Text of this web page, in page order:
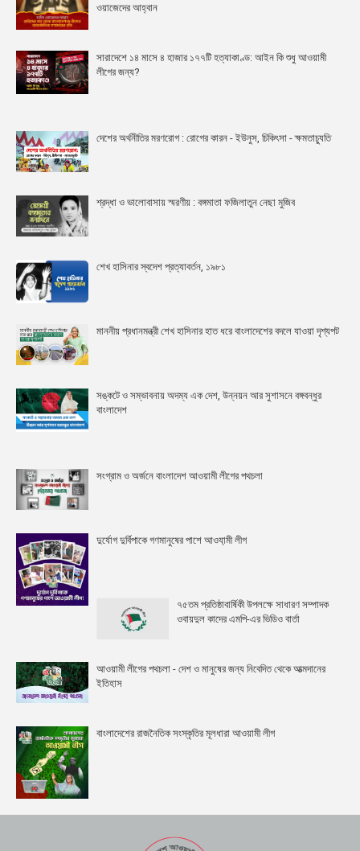
ওয়াজেদের আহ্বান
সারাদেশে ১৪ মাসে ৪ হাজার ১৭৭টি হত্যাকাণ্ড: আইন কি শুধু আওয়ামী
লীগের জন্য?
দেশের অর্থনীতির মরণরোগ : রোগের কারন - ইউনুস, চিকিৎসা - ক্ষমতাচ্যুতি
শ্রদ্ধা ও ভালোবাসায় স্মরণীয় : বঙ্গমাতা ফজিলাতুন নেছা মুজিব
শেখ হাসিনার স্বদেশ প্রত্যাবর্তন, ১৯৮১
মাননীয় প্রধানমন্ত্রী শেখ হাসিনার হাত ধরে বাংলাদেশের বদলে যাওয়া দৃশ্যপট
সঙ্কটে ও সম্ভাবনায় অদম্য এক দেশ, উন্নয়ন আর সুশাসনে বঙ্গবন্ধুর
বাংলাদেশ
সংগ্রাম ও অর্জনে বাংলাদেশ আওয়ামী লীগের পথচলা
দুর্যোগ দুর্বিপাকে গণমানুষের পাশে আওযা়মী লীগ
৭৫তম প্রতিষ্ঠাবার্ষিকী উপলক্ষে সাধারণ সম্পাদক
ওবায়দুল কাদের এমপি-এর ভিডিও বার্তা
আওয়ামী লীগের পথচলা - দেশ ও মানুষের জন্য নিবেদিত থেকে আত্মদানের
ইতিহাস
বাংলাদেশের রাজনৈতিক সংস্কৃতির মূলধারা আওয়ামী লীগ